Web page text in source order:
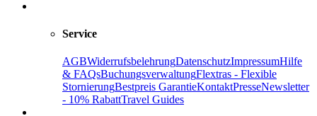
Service
AGBWiderrufsbelehrungDatenschutzImpressumHilfe
& FAQsBuchungsverwaltungFlextras - Flexible
StornierungBestpreis GarantieKontaktPresseNewsletter
- 10% RabattTravel Guides